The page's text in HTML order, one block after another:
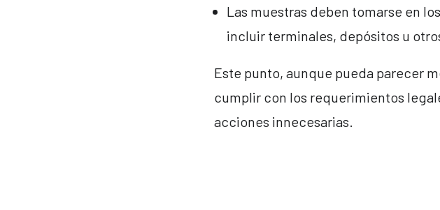
Las muestras deben tomarse en
incluir terminales, depósitos u
Este punto, aunque pueda parecer
cumplir con los requerimientos
acciones innecesarias.